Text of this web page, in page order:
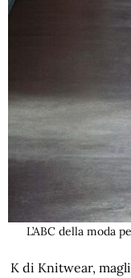
L’ABC della moda
K di Knitwear,